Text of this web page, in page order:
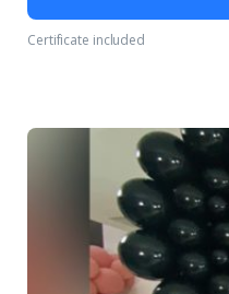
Certificate included